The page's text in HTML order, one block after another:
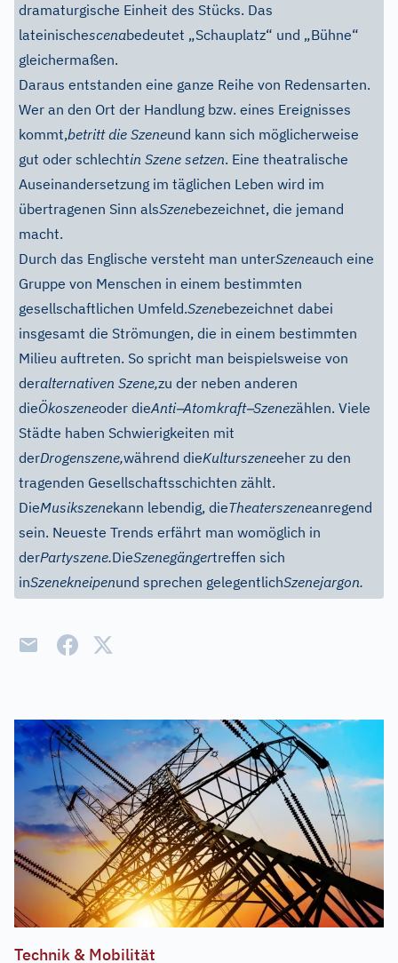
dramaturgische Einheit des Stücks. Das
lateinischescenabedeutet „Schauplatz“ und „Bühne“
gleichermaßen.
Daraus entstanden eine ganze Reihe von Redensarten.
Wer an den Ort der Handlung bzw. eines Ereignisses
kommt,betritt die Szeneund kann sich möglicherweise
gut oder schlechtin Szene setzen. Eine theatralische
Auseinandersetzung im täglichen Leben wird im
übertragenen Sinn alsSzenebezeichnet, die jemand
macht.
Durch das Englische versteht man unterSzeneauch eine
Gruppe von Menschen in einem bestimmten
gesellschaftlichen Umfeld.Szenebezeichnet dabei
insgesamt die Strömungen, die in einem bestimmten
Milieu auftreten. So spricht man beispielsweise von
deralternativen Szene,zu der neben anderen
dieÖkoszeneoder dieAnti–Atomkraft–Szenezählen. Viele
Städte haben Schwierigkeiten mit
derDrogenszene,während dieKulturszeneeher zu den
tragenden Gesellschaftsschichten zählt.
DieMusikszenekann lebendig, dieTheaterszeneanregend
sein. Neueste Trends erfährt man womöglich in
derPartyszene.DieSzenegängertreffen sich
inSzenekneipenund sprechen gelegentlichSzenejargon.
Technik & Mobilität